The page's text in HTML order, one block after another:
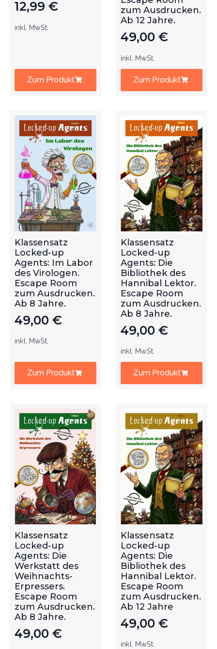
12,99 €
inkl. MwSt.
Zum Produkt
zum Ausdrucken.
Ab 12 Jahre.
49,00 €
inkl. MwSt.
Zum Produkt
Klassensatz
Locked-up
Agents: Im Labor
des Virologen.
Escape Room
zum Ausdrucken.
Ab 8 Jahre.
49,00 €
inkl. MwSt.
Zum Produkt
Klassensatz
Locked-up
Agents: Die
Bibliothek des
Hannibal Lektor.
Escape Room
zum Ausdrucken.
Ab 8 Jahre.
49,00 €
inkl. MwSt.
Zum Produkt
Klassensatz
Locked-up
Agents: Die
Werkstatt des
Weihnachts-
Erpressers.
Escape Room
zum Ausdrucken.
Ab 8 Jahre.
49,00 €
Klassensatz
Locked-up
Agents: Die
Bibliothek des
Hannibal Lektor.
Escape Room
zum Ausdrucken.
Ab 12 Jahre
49,00 €
inkl. MwSt.